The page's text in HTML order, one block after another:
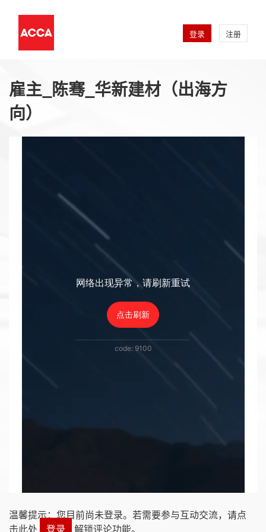
登录 注册
雇主_陈骞_华新建材（出海方
向）
温馨提示：您目前尚未登录。若需要参与互动交流，请点
击此处
登录 解锁评论功能。